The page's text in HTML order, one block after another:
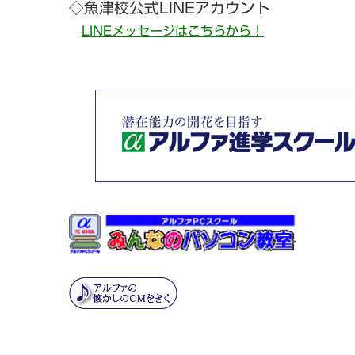
◇魚津校公式LINEアカウント
LINEメッセージはこちらから！